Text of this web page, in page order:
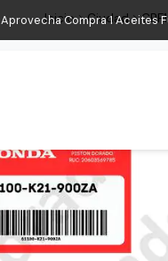
Aprovecha Compra 1 Aceites
Inicio Ciudad